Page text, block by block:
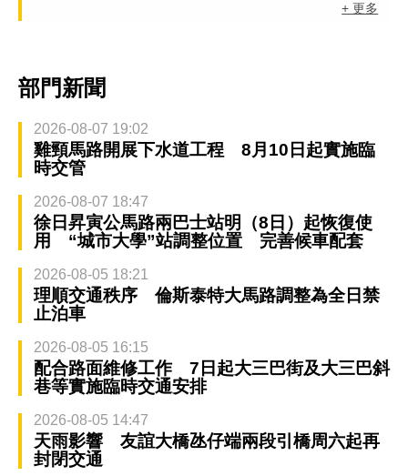
+ 更多
部門新聞
2026-08-07 19:02
雞頸馬路開展下水道工程 8月10日起實施臨
時交管
2026-08-07 18:47
徐日昇寅公馬路兩巴士站明（8日）起恢復使
用 “城市大學”站調整位置 完善候車配套
2026-08-05 18:21
理順交通秩序 倫斯泰特大馬路調整為全日禁
止泊車
2026-08-05 16:15
配合路面維修工作 7日起大三巴街及大三巴斜
巷等實施臨時交通安排
2026-08-05 14:47
天雨影響 友誼大橋氹仔端兩段引橋周六起再
封閉交通